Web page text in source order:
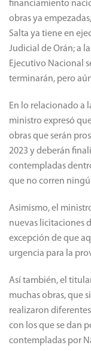
financiamiento
obras ya
Salta ya tiene en
Judicial de Orán; a
Ejecutivo Nacional
terminarán, pero
En lo relacionado a
ministro expresó
obras que serán
2023 y deberán
contempladas
que no corren
Asimismo, el
nuevas licitaciones
excepción de que
urgencia para la
Así también, el
muchas obras, que
realizaron
con los que se dan
contempladas por